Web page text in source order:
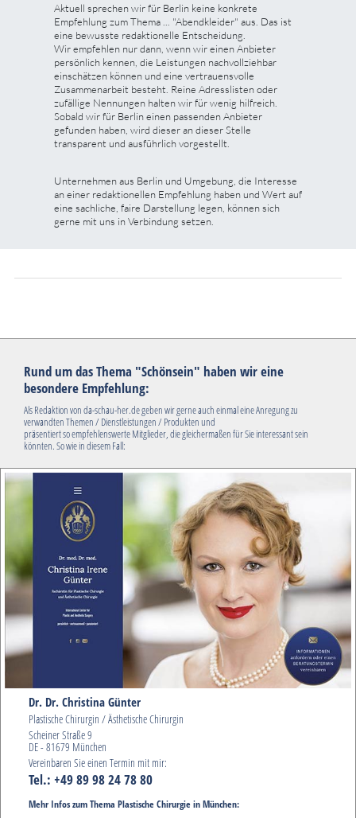
Aktuell sprechen wir für Berlin keine konkrete
Empfehlung zum Thema ... "Abendkleider" aus. Das ist
eine bewusste redaktionelle Entscheidung.
Wir empfehlen nur dann, wenn wir einen Anbieter
persönlich kennen, die Leistungen nachvollziehbar
einschätzen können und eine vertrauensvolle
Zusammenarbeit besteht. Reine Adresslisten oder
zufällige Nennungen halten wir für wenig hilfreich.
Sobald wir für Berlin einen passenden Anbieter
gefunden haben, wird dieser an dieser Stelle
transparent und ausführlich vorgestellt.
Unternehmen aus Berlin und Umgebung, die Interesse
an einer redaktionellen Empfehlung haben und Wert auf
eine sachliche, faire Darstellung legen, können sich
gerne mit uns in Verbindung setzen.
Rund um das Thema "Schönsein" haben wir eine
besondere Empfehlung:
Als Redaktion von da-schau-her.de geben wir gerne auch einmal eine Anregung zu
verwandten Themen / Dienstleistungen / Produkten und
präsentiert so empfehlenswerte Mitglieder, die gleichermaßen für Sie interessant sein
könnten. So wie in diesem Fall:
Dr. Dr. Christina Günter
Plastische Chirurgin / Ästhetische Chirurgin
Scheiner Straße 9
DE - 81679 München
Vereinbaren Sie einen Termin mit mir:
Tel.: +49 89 98 24 78 80
Mehr Infos zum Thema Plastische Chirurgie in München: